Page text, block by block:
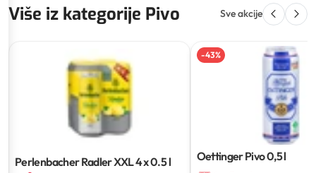
Više iz kategorije Pivo Sve akcije
Perlenbacher Radler XXL4 x 0.5 l
-43%
Oettinger Pivo0,5 l